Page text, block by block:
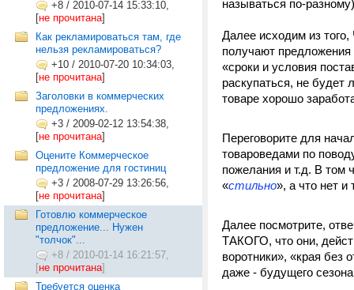
+8 / 2010-07-14 15:33:10,
[не прочитана]
Как рекламироваться там, где
нельзя рекламироваться?
+10 / 2010-07-20 10:34:03,
[не прочитана]
Заголовки в коммерческих
предложениях.
+3 / 2009-02-12 13:54:38,
[не прочитана]
Оцените Коммерческое
предложение для гостиниц
+3 / 2008-07-29 13:26:56,
[не прочитана]
Готовлю коммерческое
предложение... Нужен
"толчок"...
+8 / 2010-01-14 16:21:57,
[не прочитана]
Требуется оценка
называться по-
Далее исходим из
получают предложения
«сроки и условия
раскупаться, не будет
товаре хорошо
Переговорите для
товароведами по
пожелания и т.д. В том
«стильно», а что нет и
Далее посмотрите,
ТАКОГО, что они,
воротники», «края без
даже - будущего